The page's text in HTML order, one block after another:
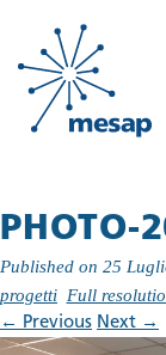
PHOTO-
Published on 25
progetti Full
← Previous Next →